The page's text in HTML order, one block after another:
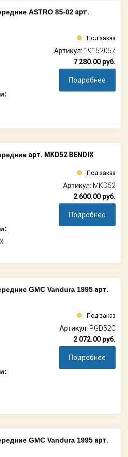
ASTRO 85-02 арт.
Под заказ
Артикул: 19152057
7 280.00 руб.
Подробнее
арт. MKD52 BENDIX
Под заказ
Артикул: MKD52
2 600.00 руб.
Подробнее
GMC Vandura 1995 арт.
Под заказ
Артикул: PGD52C
2 072.00 руб.
Подробнее
GMC Vandura 1995 арт.